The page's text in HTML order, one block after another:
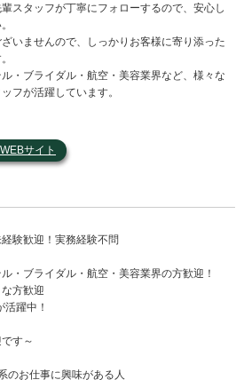
輩スタッフが丁寧にフォローするので、安心し
ざいませんので、しっかりお客様に寄り添った
ル・ブライダル・航空・美容業界など、様々な
フが活躍しています。
サイト
験歓迎！実務経験不問
・ブライダル・航空・美容業界の方歓迎！
方歓迎
躍中！
す～
のお仕事に興味がある人